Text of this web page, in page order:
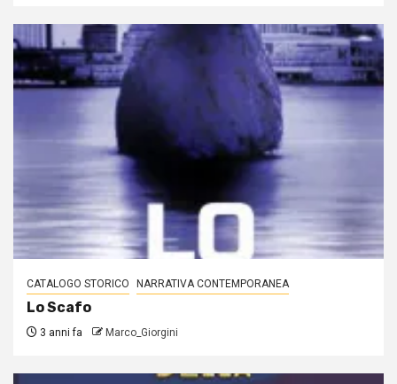
CATALOGO STORICO NARRATIVA CONTEMPORANEA
Lo Scafo
3 anni fa Marco_Giorgini